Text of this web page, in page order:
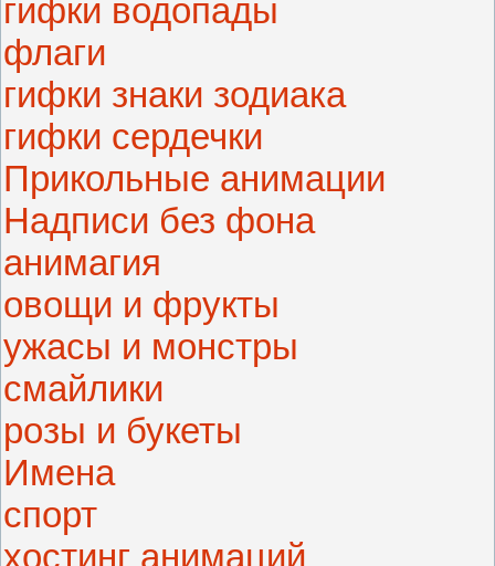
гифки водопады
флаги
гифки знаки зодиака
гифки сердечки
Прикольные анимации
Надписи без фона
анимагия
овощи и фрукты
ужасы и монстры
смайлики
розы и букеты
Имена
спорт
хостинг анимаций